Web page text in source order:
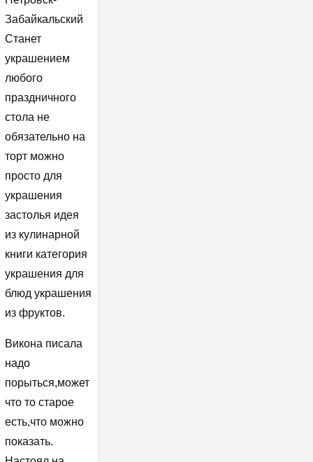
Забайкальский
Станет
украшением
любого
праздничного
стола не
обязательно на
торт можно
просто для
украшения
застолья идея
из кулинарной
книги категория
украшения для
блюд украшения
из фруктов.
Викона писала
надо
порыться,может
что то старое
есть,что можно
показать.